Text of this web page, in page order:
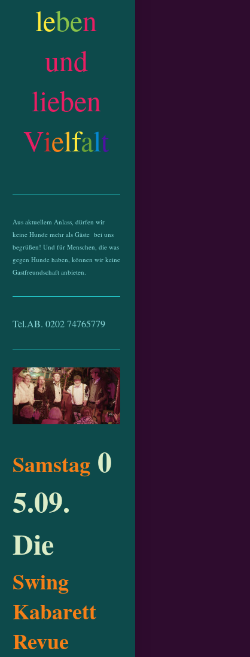
leben
und
lieben
Vielfalt
Aus aktuellem Anlass, dürfen wir
keine Hunde mehr als Gäste bei uns
begrüßen! Und für Menschen, die was
gegen Hunde haben, können wir keine
Gastfreundschaft anbieten.
Tel.AB. 0202 74765779
Samstag 0
5.09.
Die
Swing
Kabarett
Revue